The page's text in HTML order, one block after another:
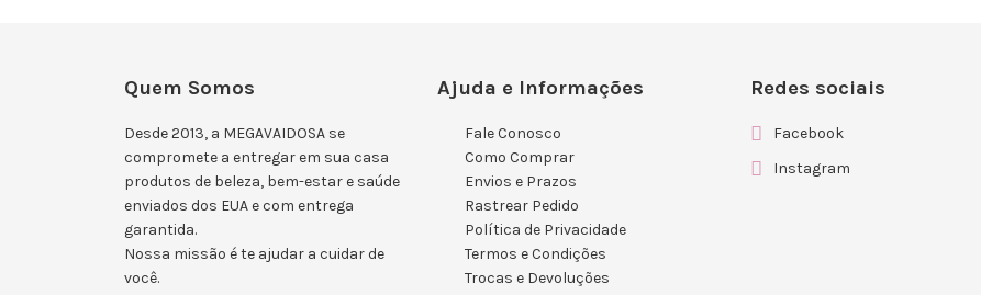
Quem Somos
Desde 2013, a MEGAVAIDOSA se
compromete a entregar em sua casa
produtos de beleza, bem-estar e saúde
enviados dos EUA e com entrega
garantida.
Nossa missão é te ajudar a cuidar de
você.
Ajuda e Informações
Fale Conosco
Como Comprar
Envios e Prazos
Rastrear Pedido
Política de Privacidade
Termos e Condições
Trocas e Devoluções
Redes sociais
Facebook
Instagram